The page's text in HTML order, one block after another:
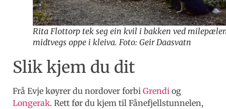
Rita Flottorp tek seg ein kvil i bakken ved
midtvegs oppe i kleiva. Foto: Geir Daasvatn
Slik kjem du dit
Frå Evje køyrer du nordover forbi Grendi og
Longerak. Rett før du kjem til Fånefjellstunnelen,